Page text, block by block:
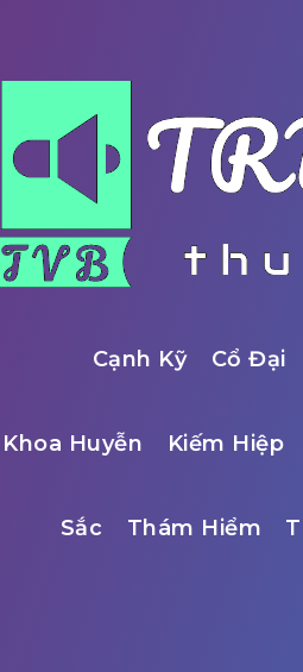
Cạnh Kỹ Cổ Đại
Khoa Huyễn Kiếm Hiệp
Sắc Thám Hiểm